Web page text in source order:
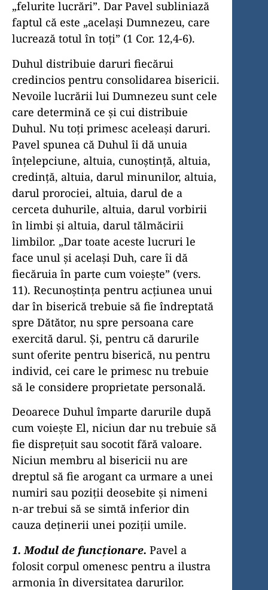
„felurite lucrări”. Dar Pavel subliniază
faptul că este „acelaşi Dumnezeu, care
lucrează totul în toţi” (1 Cor. 12,4-6).
Duhul distribuie daruri fiecărui
credincios pentru consolidarea bisericii.
Nevoile lucrării lui Dumnezeu sunt cele
care determină ce şi cui distribuie
Duhul. Nu toţi primesc aceleaşi daruri.
Pavel spunea că Duhul îi dă unuia
înţelepciune, altuia, cunoştinţă, altuia,
credinţă, altuia, darul minunilor, altuia,
darul prorociei, altuia, darul de a
cerceta duhurile, altuia, darul vorbirii
în limbi şi altuia, darul tălmăcirii
limbilor. „Dar toate aceste lucruri le
face unul şi acelaşi Duh, care îi dă
fiecăruia în parte cum voieşte” (vers.
11). Recunoştinţa pentru acţiunea unui
dar în biserică trebuie să fie îndreptată
spre Dătător, nu spre persoana care
exercită darul. Şi, pentru că darurile
sunt ofe­rite pentru biserică, nu pentru
individ, cei care le primesc nu trebuie
să le considere proprietate personală.
Deoarece Duhul împarte darurile după
cum voieşte El, niciun dar nu trebuie să
fie dispreţuit sau socotit fără valoare.
Niciun membru al bisericii nu are
dreptul să fie arogant ca urmare a unei
numiri sau poziţii deosebite şi nimeni
n-ar trebui să se simtă inferior din
cauza deţinerii unei poziţii umile.
1. Modul de funcţionare. Pavel a
folosit corpul omenesc pentru a ilustra
armonia în diversitatea darurilor.